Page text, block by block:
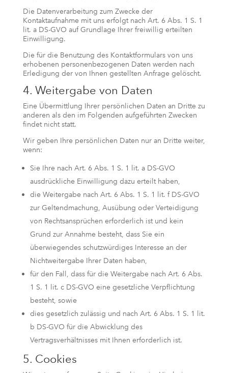
Die Datenverarbeitung zum Zwecke der
Kontaktaufnahme mit uns erfolgt nach Art. 6 Abs. 1 S. 1
lit. a DS-GVO auf Grundlage Ihrer freiwillig erteilten
Einwilligung.
Die für die Benutzung des Kontaktformulars von uns
erhobenen personenbezogenen Daten werden nach
Erledigung der von Ihnen gestellten Anfrage gelöscht.
4. Weitergabe von Daten
Eine Übermittlung Ihrer persönlichen Daten an Dritte zu
anderen als den im Folgenden aufgeführten Zwecken
findet nicht statt.
Wir geben Ihre persönlichen Daten nur an Dritte weiter,
wenn:
Sie Ihre nach Art. 6 Abs. 1 S. 1 lit. a DS-GVO
ausdrückliche Einwilligung dazu erteilt haben,
die Weitergabe nach Art. 6 Abs. 1 S. 1 lit. f DS-GVO
zur Geltendmachung, Ausübung oder Verteidigung
von Rechtsansprüchen erforderlich ist und kein
Grund zur Annahme besteht, dass Sie ein
überwiegendes schutzwürdiges Interesse an der
Nichtweitergabe Ihrer Daten haben,
für den Fall, dass für die Weitergabe nach Art. 6 Abs.
1 S. 1 lit. c DS-GVO eine gesetzliche Verpflichtung
besteht, sowie
dies gesetzlich zulässig und nach Art. 6 Abs. 1 S. 1 lit.
b DS-GVO für die Abwicklung des
Vertragsverhältnisses mit Ihnen erforderlich ist.
5. Cookies